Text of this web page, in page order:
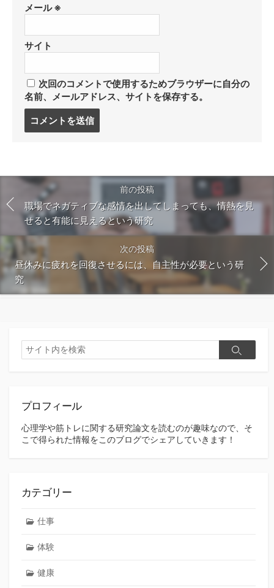
メール※
サイト
次回のコメントで使用するためブラウザーに自分の
名前、メールアドレス、サイトを保存する。
る
前の投稿
職場でネガティブな感情を出してしまっても、情熱を見
せると有能に見えるという研究
次の投稿
昼休みに疲れを回復させるには、自主性が必要という研
究
検
索
検
プロフィール
心理学や筋トレに関する研究論文を読むのが趣味なので、そ
こで得られた情報をこのブログでシェアしていきます！
カテゴリー
仕事
体験
健康